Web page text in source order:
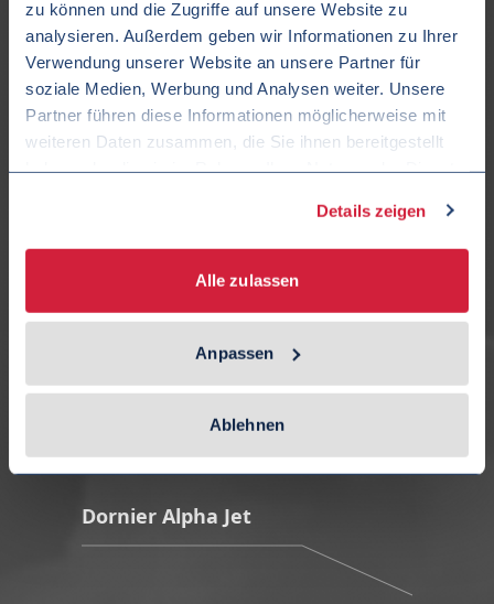
zu können und die Zugriffe auf unsere Website zu
analysieren. Außerdem geben wir Informationen zu Ihrer
Verwendung unserer Website an unsere Partner für
soziale Medien, Werbung und Analysen weiter. Unsere
Partner führen diese Informationen möglicherweise mit
weiteren Daten zusammen, die Sie ihnen bereitgestellt
haben oder die sie im Rahmen Ihrer Nutzung der Dienste
Details zeigen
Alle zulassen
Anpassen
Ablehnen
Dornier Alpha Jet
Dornier Alpha Jet
Bombardier Learjet 35A